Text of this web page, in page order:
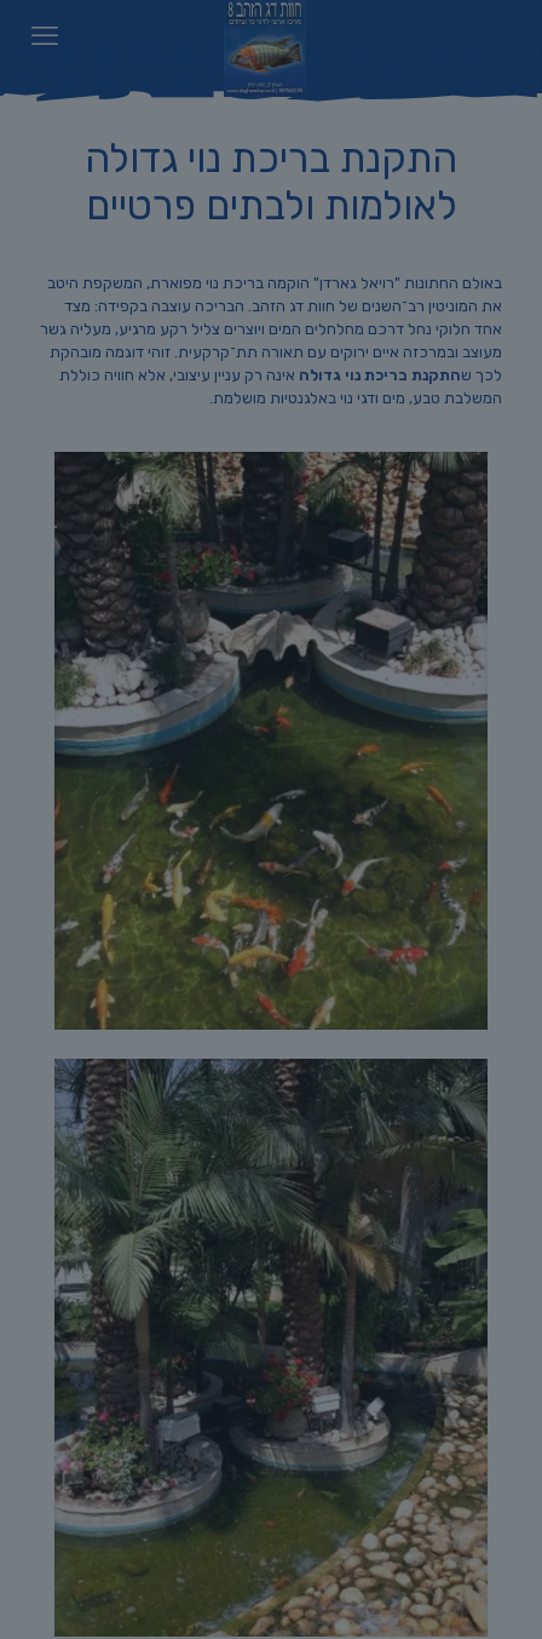
התקנת בריכת נוי גדולה
לאולמות ולבתים פרטיים
באולם החתונות "רויאל גארדן" הוקמה בריכת נוי מפוארת, המשקפת היטב
את המוניטין רב־השנים של חוות דג הזהב. הבריכה עוצבה בקפידה: מצד
אחד חלוקי נחל דרכם מחלחלים המים ויוצרים צליל רקע מרגיע, מעליה גשר
מעוצב ובמרכזה איים ירוקים עם תאורה תת־קרקעית. זוהי דוגמה מובהקת
לכך שהתקנת בריכת נוי גדולה אינה רק עניין עיצובי, אלא חוויה כוללת
המשלבת טבע, מים ודגי נוי באלגנטיות מושלמת.